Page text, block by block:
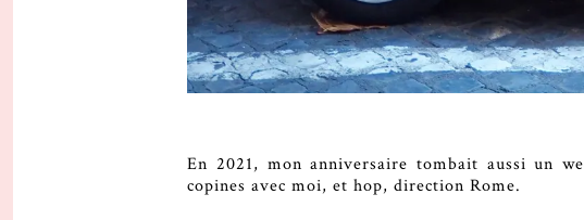
En 2021, mon anniversaire tombait aussi un
copines avec moi, et hop, direction Rome.